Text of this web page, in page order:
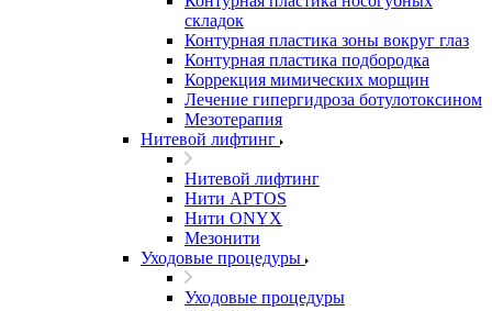
складок
Контурная пластика зоны вокруг глаз
Контурная пластика подбородка
Коррекция мимических морщин
Лечение гипергидроза ботулотоксином
Мезотерапия
Нитевой лифтинг
Нитевой лифтинг
Нити APTOS
Нити ONYX
Мезонити
Уходовые процедуры
Уходовые процедуры